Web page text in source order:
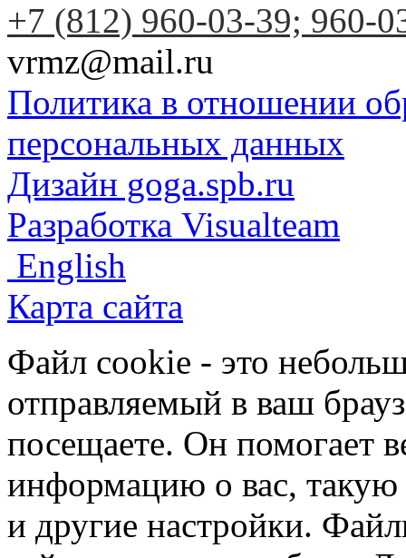
+7 (812) 960-03-39; 960-
vrmz@mail.ru
Политика в отношении
персональных данных
Дизайн goga.spb.ru
Разработка Visualteam
English
Карта сайта
Файл cookie - это
отправляемый в ваш
посещаете. Он помогает
информацию о вас, такую
и другие настройки.